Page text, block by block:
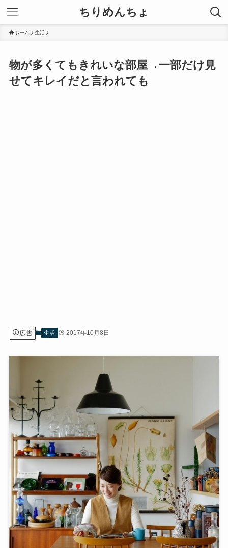
ちりめんちょ
ホーム 生活
物が多くてもきれいな部屋→一部だけ見
せてキレイだと言われても
広告 生活 2017年10月8日